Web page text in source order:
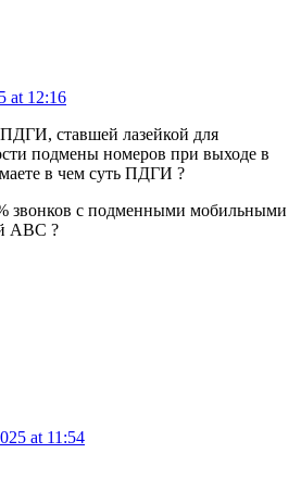
at 12:16
ставшей лазейкой для
подмены номеров при выходе в
в чем суть ПДГИ ?
звонков с подменными мобильными
АВС ?
at 11:54